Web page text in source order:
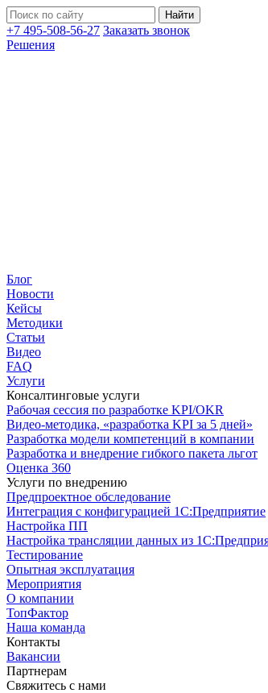
+7 495-508-56-27 Заказать звонок
Решения
Блог
Новости
Кейсы
Методики
Статьи
Видео
FAQ
Услуги
Консалтинговые услуги
Рабочая сессия по разработке KPI/OKR
Видео-методика, «разработка KPI за 5 дней»
Разработка модели компетенций в компании
Разработка и внедрение гибкого пакета льгот
Оценка 360
Услуги по внедрению
Предпроектное обследование
Интеграция с конфигурацией 1С:Предприятие
Настройка ПП
Настройка трансляции данных из
Тестирование
Опытная эксплуатация
Мероприятия
О компании
ТопФактор
Наша команда
Контакты
Вакансии
Партнерам
Свяжитесь с нами